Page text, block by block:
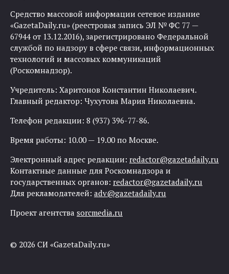
Средство массовой информации сетевое издание
«GazetaDaily.ru» (реестровая запись ЭЛ № ФС 77 —
67944 от 13.12.2016), зарегистрировано Федеральной
службой по надзору в сфере связи, информационных
технологий и массовых коммуникаций
(Роскомнадзор).
Учредитель: Харитонов Константин Николаевич.
Главный редактор: Чухутова Мария Николаевна.
Телефон редакции: 8 (937) 396-77-86.
Время работы: 10.00 — 19.00 по Москве.
Электронный адрес редакции: redactor@gazetadaily.ru
Контактные данные для Роскомнадзора и
государственных органов: redactor@gazetadaily.ru
Для рекламодателей: adv@gazetadaily.ru
Проект агентства sorcmedia.ru
© 2026 СИ «GazetaDaily.ru»